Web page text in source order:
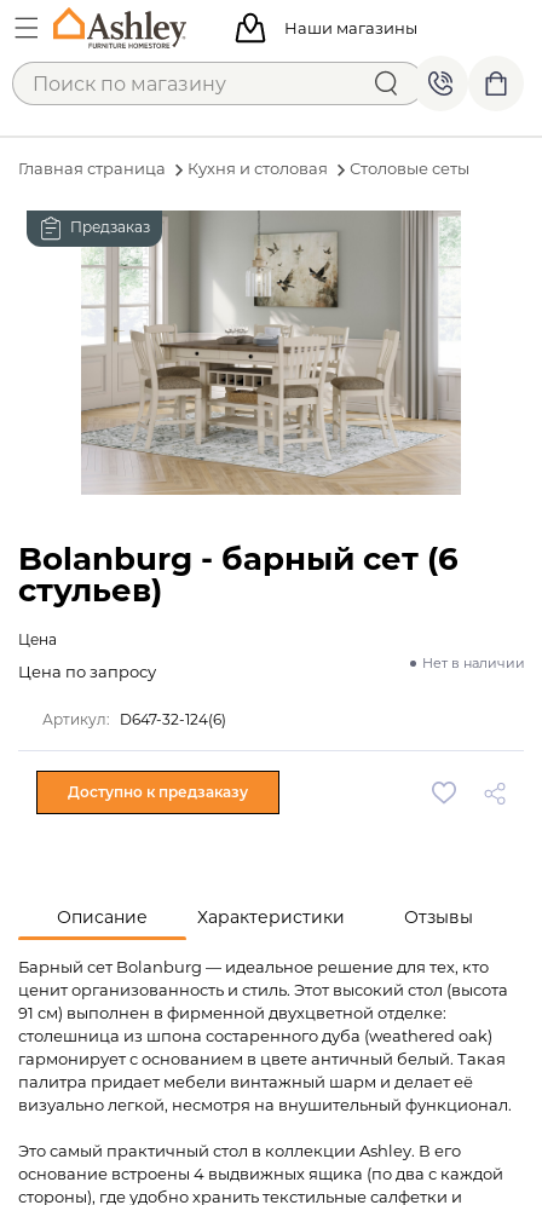
Наши магазины
Главная страница Кухня и столовая Столовые сеты
Предзаказ
Описание Характеристики Отзывы
Барный сет Bolanburg — идеальное решение для тех, кто
ценит организованность и стиль. Этот высокий стол (высота
91 см) выполнен в фирменной двухцветной отделке:
столешница из шпона состаренного дуба (weathered oak)
гармонирует с основанием в цвете античный белый. Такая
палитра придает мебели винтажный шарм и делает её
визуально легкой, несмотря на внушительный функционал.
Это самый практичный стол в коллекции Ashley. В его
основание встроены 4 выдвижных ящика (по два с каждой
стороны), где удобно хранить текстильные салфетки и
Bolanburg - барный сет (6
стульев)
Цена
Нет в наличии
Цена по запросу
Артикул: D647-32-124(6)
Доступно к предзаказу